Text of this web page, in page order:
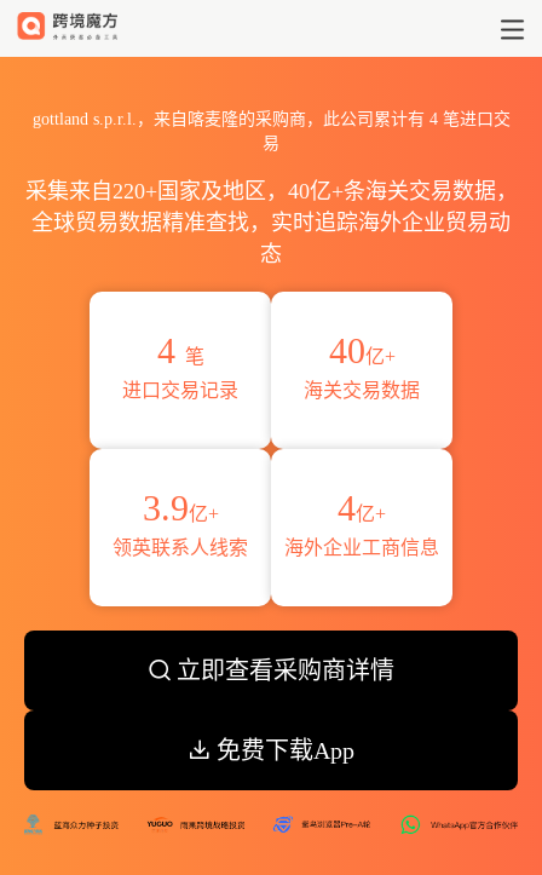
gottland s.p.r.l.，来自喀麦隆的采购商，此公司累计有 4笔进口交
易
采集来自220+国家及地区，40亿+条海关交易数据，
全球贸易数据精准查找，实时追踪海外企业贸易动
态
4 笔
进口交易记录
40亿+
海关交易数据
3.9亿+
领英联系人线索
4亿+
海外企业工商信息
立即查看采购商详情
免费下载App